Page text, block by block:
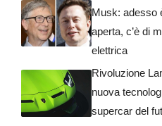
Musk: adesso
aperta, c’è di
elettrica
Rivoluzione
nuova
supercar del